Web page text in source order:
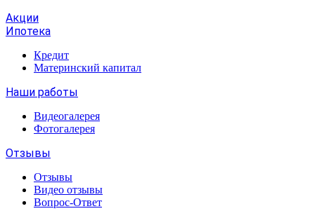
Акции
Ипотека
Кредит
Материнский капитал
Наши работы
Видеогалерея
Фотогалерея
Отзывы
Отзывы
Видео отзывы
Вопрос-Ответ